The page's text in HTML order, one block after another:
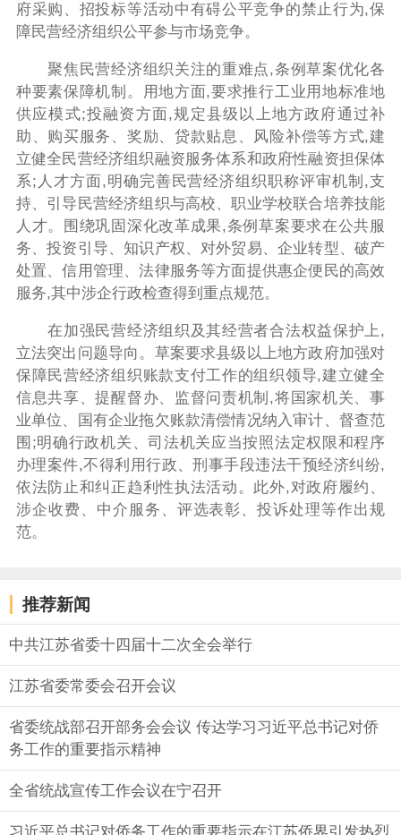
府采购、招投标等活动中有碍公平竞争的禁止行为,保
障民营经济组织公平参与市场竞争。
聚焦民营经济组织关注的重难点,条例草案优化各
种要素保障机制。用地方面,要求推行工业用地标准地
供应模式;投融资方面,规定县级以上地方政府通过补
助、购买服务、奖励、贷款贴息、风险补偿等方式,建
立健全民营经济组织融资服务体系和政府性融资担保体
系;人才方面,明确完善民营经济组织职称评审机制,支
持、引导民营经济组织与高校、职业学校联合培养技能
人才。围绕巩固深化改革成果,条例草案要求在公共服
务、投资引导、知识产权、对外贸易、企业转型、破产
处置、信用管理、法律服务等方面提供惠企便民的高效
服务,其中涉企行政检查得到重点规范。
在加强民营经济组织及其经营者合法权益保护上,
立法突出问题导向。草案要求县级以上地方政府加强对
保障民营经济组织账款支付工作的组织领导,建立健全
信息共享、提醒督办、监督问责机制,将国家机关、事
业单位、国有企业拖欠账款清偿情况纳入审计、督查范
围;明确行政机关、司法机关应当按照法定权限和程序
办理案件,不得利用行政、刑事手段违法干预经济纠纷,
依法防止和纠正趋利性执法活动。此外,对政府履约、
涉企收费、中介服务、评选表彰、投诉处理等作出规
范。
推荐新闻
中共江苏省委十四届十二次全会举行
江苏省委常委会召开会议
省委统战部召开部务会会议 传达学习习近平总书记对侨
务工作的重要指示精神
全省统战宣传工作会议在宁召开